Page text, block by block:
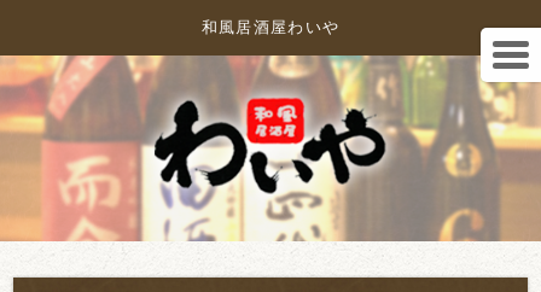
和風居酒屋わいや